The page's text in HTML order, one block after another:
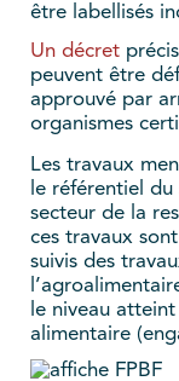
être labellisés
Un décret
peuvent être
approuvé par
organismes
Les travaux
le référentiel
secteur de la
ces travaux
suivis des
le niveau
alimentaire